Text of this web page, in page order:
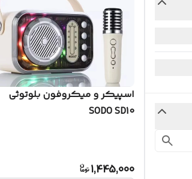
اسپیکر و میکروفون بلوتوثی
SODO SD10
1,445,000